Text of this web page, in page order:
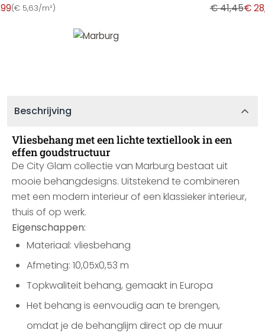
(€ 5,63/m²) € 41,45€
Beschrijving
Vliesbehang met een lichte textiellook in een
effen goudstructuur
De City Glam collectie van Marburg bestaat uit
mooie behangdesigns. Uitstekend te combineren
met een modern interieur of een klassieker interieur,
thuis of op werk.
Eigenschappen:
Materiaal: vliesbehang
Afmeting: 10,05x0,53 m
Topkwaliteit behang, gemaakt in Europa
Het behang is eenvoudig aan te brengen,
omdat je de behanglijm direct op de muur